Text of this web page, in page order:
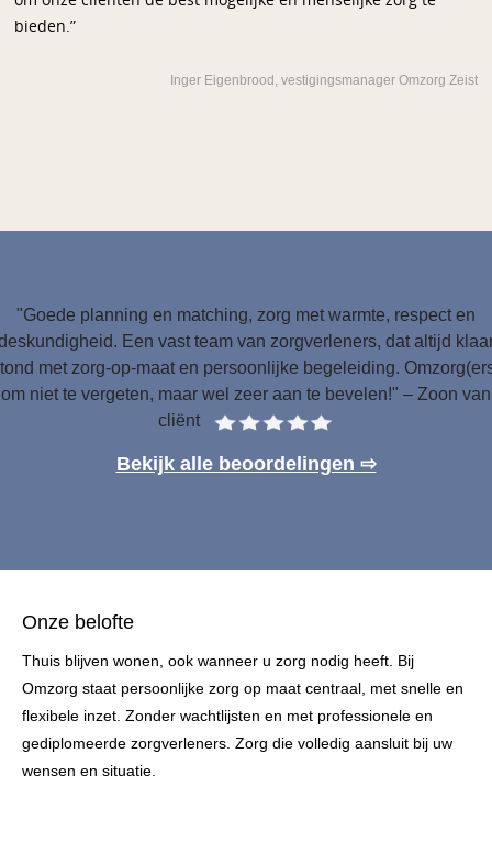
bieden.”
Inger Eigenbrood, vestigingsmanager Omzorg Zeist
"Goede planning en matching, zorg met warmte, respect en
Een vast team van zorgverleners, dat altijd
met zorg-op-maat en persoonlijke begeleiding.
om niet te vergeten, maar wel zeer aan te bevelen!" – Zoon van
cliënt
Bekijk alle beoordelingen ⇨
Onze belofte
Thuis blijven wonen, ook wanneer u zorg nodig heeft. Bij
Omzorg staat persoonlijke zorg op maat centraal, met snelle en
flexibele inzet. Zonder wachtlijsten en met professionele en
gediplomeerde zorgverleners. Zorg die volledig aansluit bij uw
wensen en situatie.